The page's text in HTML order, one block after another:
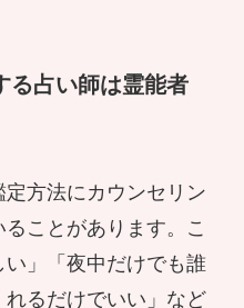
タビュー！スー
の体験談
の話
！鬼月に開く地
説
しに来た？ 副
る占い師は霊能者
方法にカウンセリン
ことがあります。こ
」「夜中だけでも誰
るだけでいい」など